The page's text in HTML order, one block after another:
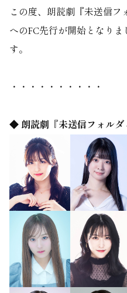
この度、朗読劇『未送信フ
へのFC先行が開始となり
す。
・・・・・・・・・・
◆ 朗読劇『未送信フォルダ